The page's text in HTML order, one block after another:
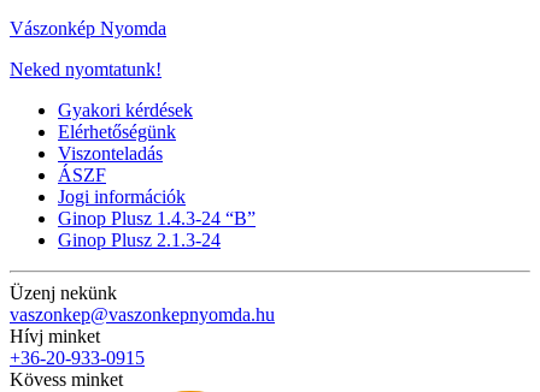
Vászonkép Nyomda
Neked nyomtatunk!
Gyakori kérdések
Elérhetőségünk
Viszonteladás
ÁSZF
Jogi információk
Ginop Plusz 1.4.3-24 “B”
Ginop Plusz 2.1.3-24
Üzenj nekünk
vaszonkep@vaszonkepnyomda.hu
Hívj minket
+36-20-933-0915
Kövess minket